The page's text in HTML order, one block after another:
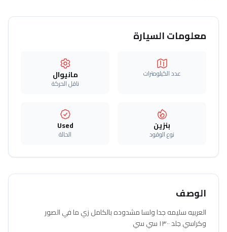
معلومات السيارة
عدد الكيلومترات مانيوال
ناقل الحركة
بنزين
نوع الوقود
Used
الحالة
الوصف
العربيه سليمه جدا ولسا مشدوده بالكامل زي ما في الصور
وكراسي جلد ١٣٠٠ سي سي